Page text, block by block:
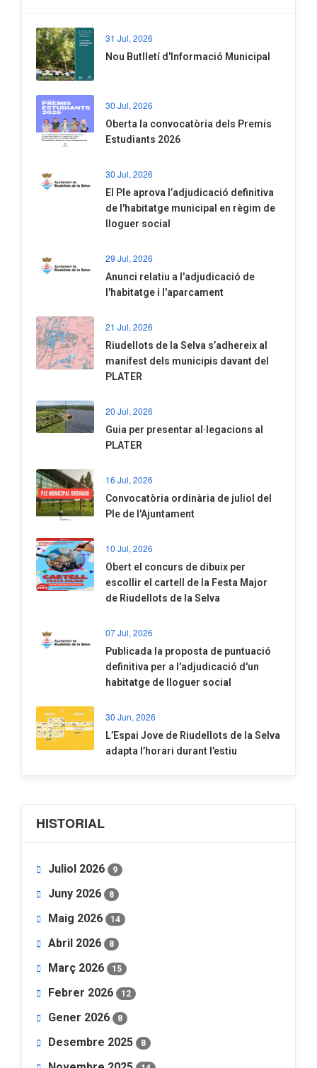
31 Jul, 2026
Nou Butlletí d'Informació Municipal
30 Jul, 2026
Oberta la convocatòria dels Premis
Estudiants 2026
30 Jul, 2026
El Ple aprova l’adjudicació definitiva
de l'habitatge municipal en règim de
lloguer social
29 Jul, 2026
Anunci relatiu a l'adjudicació de
l'habitatge i l'aparcament
21 Jul, 2026
Riudellots de la Selva s’adhereix al
manifest dels municipis davant del
PLATER
20 Jul, 2026
​Guia per presentar al·legacions al
PLATER
16 Jul, 2026
Convocatòria ordinària de juliol del
Ple de l'Ajuntament
10 Jul, 2026
​Obert el concurs de dibuix per
escollir el cartell de la Festa Major
de Riudellots de la Selva
07 Jul, 2026
​Publicada la proposta de puntuació
definitiva per a l'adjudicació d'un
habitatge de lloguer social
30 Jun, 2026
​L’Espai Jove de Riudellots de la Selva
adapta l’horari durant l’estiu
HISTORIAL
Juliol 2026 9
Juny 2026 8
Maig 2026 14
Abril 2026 8
Març 2026 15
Febrer 2026 12
Gener 2026 8
Desembre 2025 8